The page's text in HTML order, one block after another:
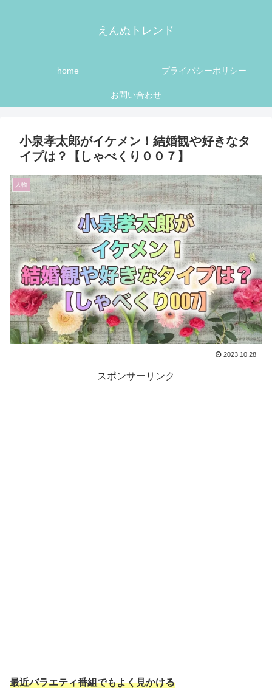
えんぬトレンド
home プライバシーポリシー
お問い合わせ
小泉孝太郎がイケメン！結婚観や好きなタ
イプは？【しゃべくり００７】
人物
2023.10.28
スポンサーリンク
最近バラエティ番組でもよく見かける